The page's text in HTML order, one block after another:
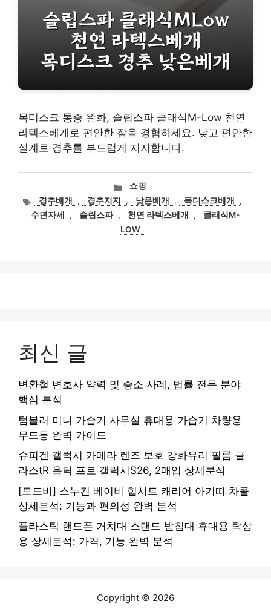
목디스크 통증 완화, 슬립스파 클래식M-Low 천연
라텍스베개로 편안한 잠을 경험하세요. 낮고 편안한
설계로 경추를 부드럽게 지지합니다.
카
고
리
쇼핑
태
그
경추베개 , 경추지지 , 낮은베개 , 목디스크베개
,
수면자세
, 슬립스파 , 천연 라텍스베개 ,
클래식M-
LOW
최신 글
변환철 변호사 약력 및 승소 사례, 법률 전문 분야
핵심 분석
텀블러 미니 가습기 사무실 휴대용 가습기 차량용
무드등 완벽 가이드
슈피겐 갤럭시 카메라 렌즈 보호 강화유리 필름 글
라스tR 옵틱 프로 갤럭시S26, 2매입 상세분석
[토드비] 스누킨 베이비 힙시트 캐리어 아기띠 차콜
상세분석: 기능과 편의성 완벽 분석
플라스틱 핸드폰 거치대 스탠드 받침대 휴대용 탁상
용 상세분석: 가격, 기능 완벽 분석
Copyright © 2026